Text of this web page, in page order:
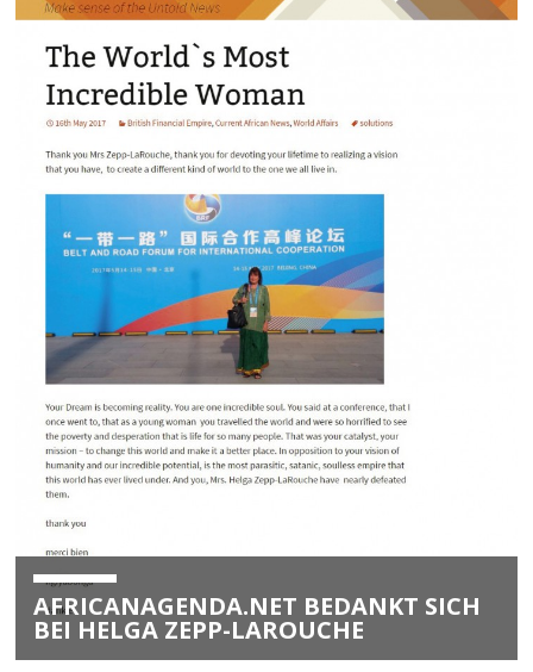
AFRICANAGENDA.NET BEDANKT SICH
BEI HELGA ZEPP-LAROUCHE